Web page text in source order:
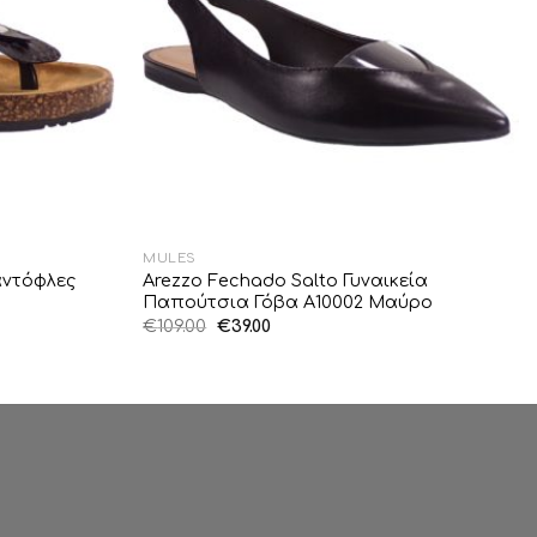
MULES
Arezzo Fechado Salto Γυναικεία
Παπούτσια Γόβα A10002 Μαύρο
€109.00 Original
€39.00Η